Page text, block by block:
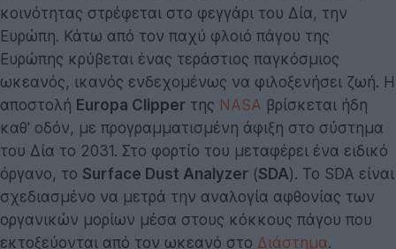
κοινότητας στρέφεται στο φεγγάρι του Δία, την
Ευρώπη. Κάτω από τον παχύ φλοιό πάγου της
Ευρώπης κρύβεται ένας τεράστιος παγκόσμιος
ωκεανός, ικανός ενδεχομένως να φιλοξενήσει ζωή. Η
αποστολή Europa Clipper της NASA βρίσκεται ήδη
καθ' οδόν, με προγραμματισμένη άφιξη στο σύστημα
του Δία το 2031. Στο φορτίο του μεταφέρει ένα ειδικό
όργανο, το Surface Dust Analyzer (SDA). Το SDA είναι
σχεδιασμένο να μετρά την αναλογία αφθονίας των
οργανικών μορίων μέσα στους κόκκους πάγου που
εκτοξεύονται από τον ωκεανό στο Διάστημα.